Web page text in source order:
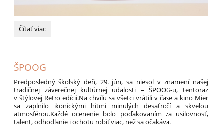
Nečakaná
Čítať viac
ŠPOOG
Predposledný školský deň, 29. jún, sa niesol v znamení našej
tradičnej záverečnej kultúrnej udalosti – ŠPOOG-u, tentoraz
v štýlovej Retro edícii.Na chvíľu sa všetci vrátili v čase a kino Mier
sa zaplnilo ikonickými hitmi minulých desaťročí a skvelou
atmosférou.Každé ocenenie bolo poďakovaním za usilovnosť,
talent, odhodlanie i ochotu robiť viac, než sa očakáva.